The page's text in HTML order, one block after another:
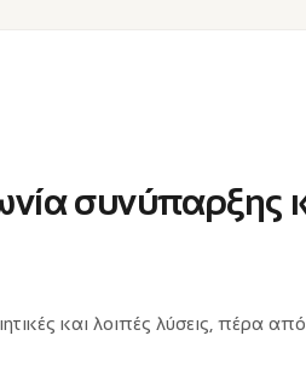
συνύπαρξης
και λοιπές λύσεις, πέρα